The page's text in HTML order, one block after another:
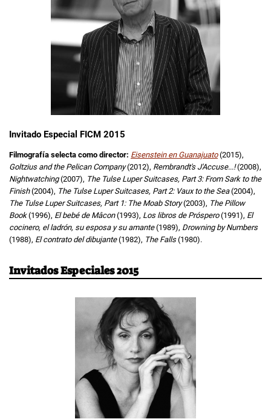
Invitado Especial FICM 2015
Filmografía selecta como director: Eisenstein en Guanajuato (2015),
Goltzius and the Pelican Company(2012), Rembrandt's J'Accuse...!(2008),
Nightwatching(2007), The Tulse Luper Suitcases, Part 3: From Sark to the
Finish(2004), The Tulse Luper Suitcases, Part 2: Vaux to the Sea(2004),
The Tulse Luper Suitcases, Part 1: The Moab Story(2003), The Pillow
Book(1996), El bebé de Mâcon(1993), Los libros de Próspero(1991), El
cocinero, el ladrón, su esposa y su amante(1989), Drowning by Numbers
(1988), El contrato del dibujante(1982), The Falls(1980).
Invitados Especiales 2015